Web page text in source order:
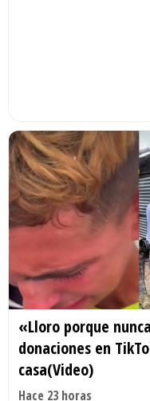
«Lloro porque
donaciones en
casa(Video)
Hace 23 horas